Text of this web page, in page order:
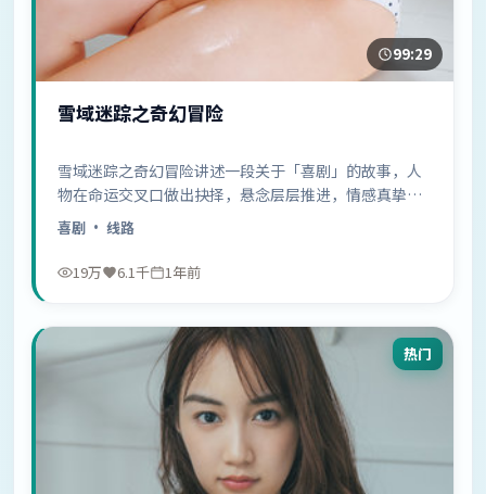
99:29
雪域迷踪之奇幻冒险
雪域迷踪之奇幻冒险讲述一段关于「喜剧」的故事，人
物在命运交叉口做出抉择，悬念层层推进，情感真挚动
人……
喜剧 · 线路
19万 6.1千 1年前
热门